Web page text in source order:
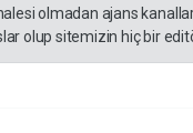
olmadan ajans
olup sitemizin hiç bir